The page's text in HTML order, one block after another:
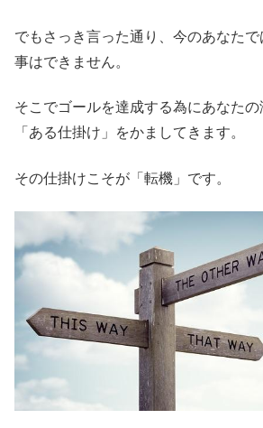
でもさっき言った通り、今のあなた
事はできません。
そこでゴールを達成する為にあなた
「ある仕掛け」をかましてきます。
その仕掛けこそが「転機」です。